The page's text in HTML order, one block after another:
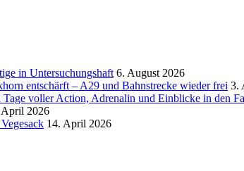
in Untersuchungshaft 6. August 2026
entschärft – A29 und Bahnstrecke wieder frei 3.
voller Action, Adrenalin und Einblicke in den
April 2026
14. April 2026